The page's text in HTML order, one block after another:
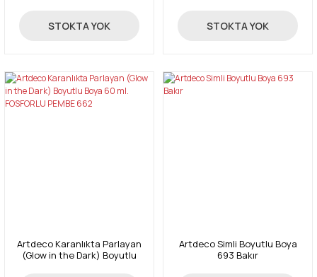
359,00 TL
STOKTA YOK 359,00 TL
STOKTA YOK
Artdeco Karanlıkta Parlayan
(Glow in the Dark) Boyutlu
Artdeco Simli Boyutlu Boya
693 Bakır